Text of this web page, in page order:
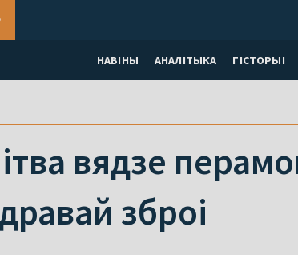
НАВІНЫ АНАЛІТЫКА ГІСТОРЫІ
вядзе
зброі